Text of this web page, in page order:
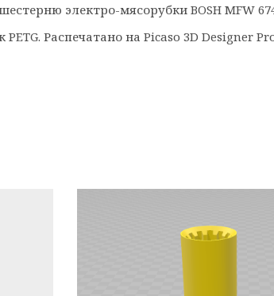
электро-мясорубки BOSH MFW
Распечатано на Picaso 3D Designer